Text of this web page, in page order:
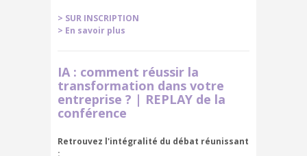
> SUR INSCRIPTION
> En savoir plus
IA : comment réussir la
transformation dans votre
entreprise ? | REPLAY de la
conférence
Retrouvez l'intégralité du débat réunissant
: